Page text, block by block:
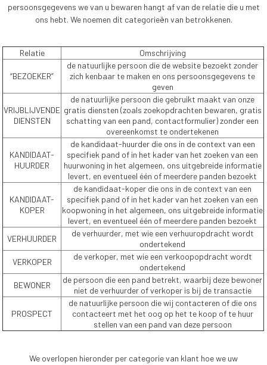
persoonsgegevens we van u bewaren hangt af van de relatie die u met
ons hebt. We noemen dit categorieën van betrokkenen.
Relatie Omschrijving
“BEZOEKER”
de natuurlijke persoon die de website bezoekt zonder
zich kenbaar te maken en ons persoonsgegevens te
geven
VRIJBLIJVENDE
DIENSTEN
de natuurlijke persoon die gebruikt maakt van onze
gratis diensten (zoals zoekopdrachten bewaren, gratis
schatting van een pand, contactformulier) zonder een
overeenkomst te ondertekenen
KANDIDAAT-
HUURDER
de kandidaat-huurder die ons in de context van een
specifiek pand of in het kader van het zoeken van een
huurwoning in het algemeen, ons uitgebreide informatie
levert, en eventueel één of meerdere panden bezoekt
KANDIDAAT-
KOPER
de kandidaat-koper die ons in de context van een
specifiek pand of in het kader van het zoeken van een
koopwoning in het algemeen, ons uitgebreide informatie
levert, en eventueel één of meerdere panden bezoekt
VERHUURDER
de verhuurder, met wie een verhuuropdracht wordt
ondertekend
VERKOPER
de verkoper, met wie een verkoopopdracht wordt
ondertekend
BEWONER
de persoon die een pand betrekt, waarbij deze bewoner
niet de verhuurder of verkoper is bij de transactie
PROSPECT
de natuurlijke persoon die wij contacteren of die ons
contacteert met het oog op het te koop of te huur
stellen van een pand van deze persoon
We overlopen hieronder per categorie van klant hoe we uw